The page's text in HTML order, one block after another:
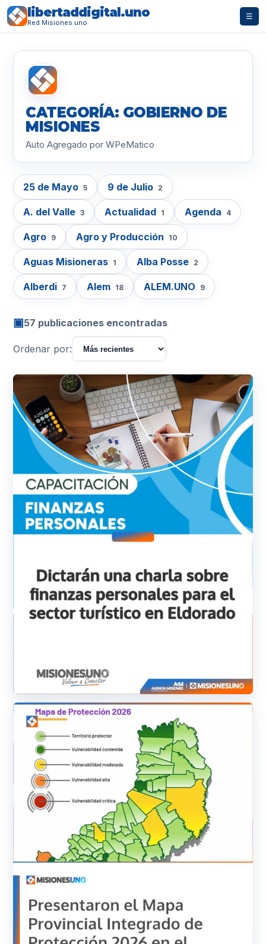
libertaddigital.uno
Red Misiones.uno
☰
CATEGORÍA: GOBIERNO DE
MISIONES
Auto Agregado por WPeMatico
25 de Mayo 5 9 de Julio 2
A. del Valle 3 Actualidad 1 Agenda 4
Agro 9 Agro y Producción 10
Aguas Misioneras 1 Alba Posse 2
Alberdi 7 Alem 18 ALEM.UNO 9
▣57 publicaciones encontradas
Ordenar por: